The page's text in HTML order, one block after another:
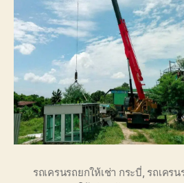
รถเครนรถยกให้เช่า กระบี่ รถเคร